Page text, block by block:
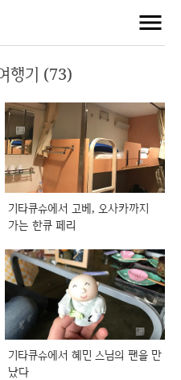
행기 (73)
기타큐슈에서 고베, 오사카까지
가는 한큐 페리
기타큐슈에서 혜민 스님의 팬을 만
났다